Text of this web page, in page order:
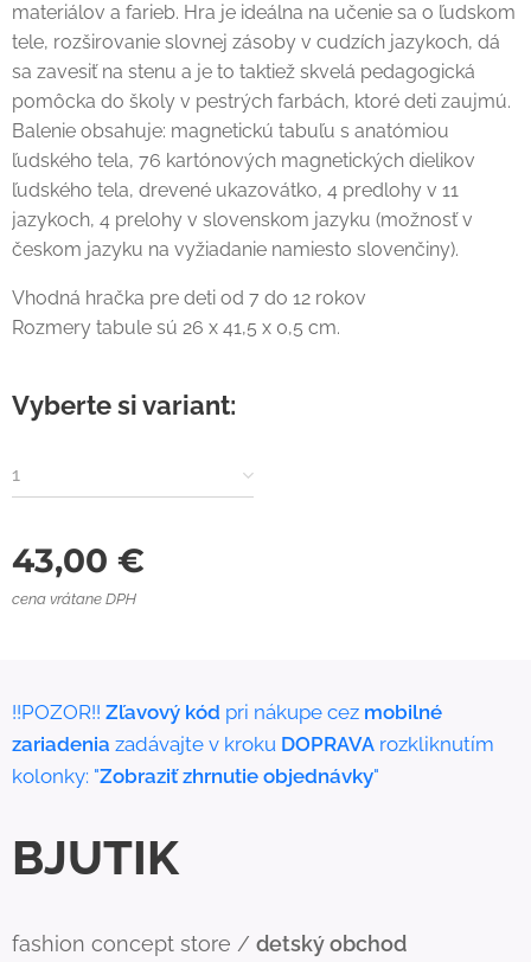
materiálov a farieb. Hra je ideálna na učenie sa o ľudskom
tele, rozširovanie slovnej zásoby v cudzích jazykoch, dá
sa zavesiť na stenu a je to taktiež skvelá pedagogická
pomôcka do školy v pestrých farbách, ktoré deti zaujmú.
Balenie obsahuje: magnetickú tabuľu s anatómiou
ľudského tela, 76 kartónových magnetických dielikov
ľudského tela, drevené ukazovátko, 4 predlohy v 11
jazykoch, 4 prelohy v slovenskom jazyku (možnosť v
českom jazyku na vyžiadanie namiesto slovenčiny).
Vhodná hračka pre deti od 7 do 12 rokov
Rozmery tabule sú 26 x 41,5 x 0,5 cm.
Vyberte si variant:
1
43,00 €
cena vrátane DPH
!!POZOR!! Zľavový kód pri nákupe cez mobilné
zariadenia zadávajte v kroku DOPRAVA rozkliknutím
kolonky: "Zobraziť zhrnutie objednávky"
BJUTIK
fashion concept store / detský obchod